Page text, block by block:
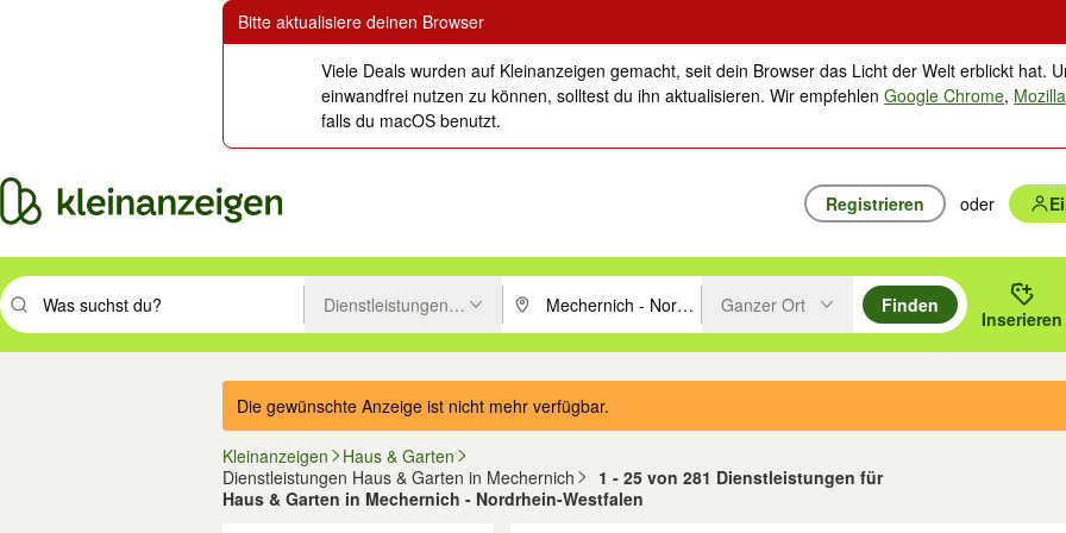
Bitte aktualisiere deinen Browser
Viele Deals wurden auf Kleinanzeigen gemacht, seit dein Browser das Licht der Welt erblickt hat.
einwandfrei nutzen zu können, solltest du ihn aktualisieren. Wir empfehlenGoogle Chrome,
falls du macOS benutzt.
Registrieren oder
Suchbegriff eingeben. Eingabetaste drücken um zu suchen, oder Vorschläge mit den Pfeiltasten nach oben/unten durchsuchen und mit
Dienstleistungen Haus & GartenPLZ oder Ort eingeben. Eingabetaste drücken um zu suchen, oder
Ganzer Ort
Finden
Inserieren
Die gewünschte Anzeige ist nicht mehr verfügbar.
Kleinanzeigen
Haus & Garten
Dienstleistungen Haus & Garten in Mechernich
1 - 25 von 281 Dienstleistungen für
Haus & Garten in Mechernich - Nordrhein-Westfalen